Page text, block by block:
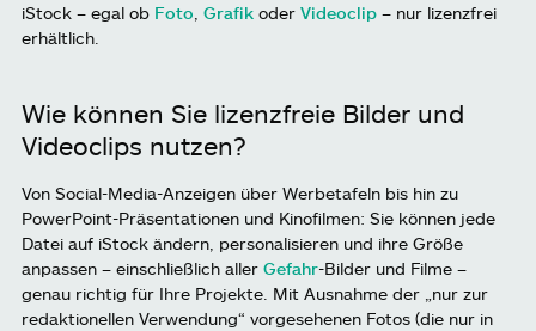
iStock – egal ob Foto, Grafik oder Videoclip – nur lizenzfrei
erhältlich.
Wie können Sie lizenzfreie Bilder und
Videoclips nutzen?
Von Social-Media-Anzeigen über Werbetafeln bis hin zu
PowerPoint-Präsentationen und Kinofilmen: Sie können jede
Datei auf iStock ändern, personalisieren und ihre Größe
anpassen – einschließlich aller Gefahr-Bilder und Filme –
genau richtig für Ihre Projekte. Mit Ausnahme der „nur zur
redaktionellen Verwendung“ vorgesehenen Fotos (die nur in